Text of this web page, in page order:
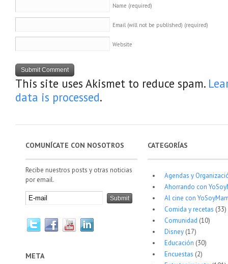
Name (required)
Email (will not be published) (required)
Website
This site uses Akismet to reduce spam.
data is processed.
COMUNÍCATE CON NOSOTROS
Recibe nuestros posts y otras noticias
por email.
META
CATEGORÍAS
Agendas y
Ahorrando con
Al cine con
Comida y recetas (33)
Comunidad (10)
Disney(17)
Educación (30)
Encuestas (2)